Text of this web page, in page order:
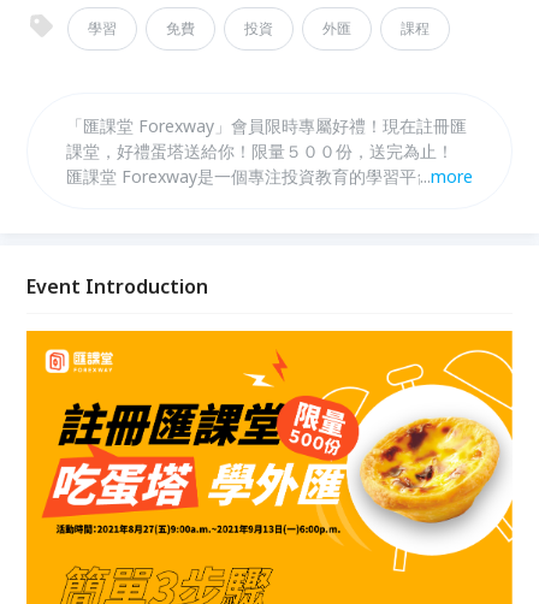
學習 免費 投資 外匯 課程
「匯課堂 Forexway」會員限時專屬好禮！現在註冊匯
課堂，好禮蛋塔送給你！限量５００份，送完為止！
匯課堂 Forexway是一個專注投資教育的學習平台，為
費學到飽！這麼佛心、這麼好康、錯過會捶心肝💔
...more
Event Introduction